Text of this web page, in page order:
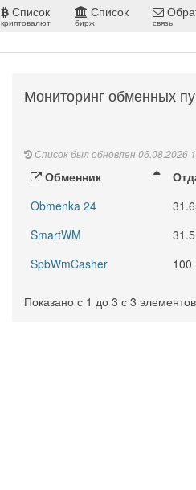
Список
криптовалют
Список
бирж связь
Мониторинг обменных
Список был обновлен 06.08.2026
Обменник
Obmenka 24
SmartWM
SpbWmCasher
100
Показано с 1 до 3 с 3 элементов